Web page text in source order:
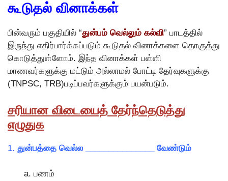
கூடுதல் வினாக்கள்
பின்வரும் பகுதியில் “துன்பம் வெல்லும் கல்வி” பாடத்தில்
இருந்து எதிர்பார்க்கப்படும் கூடுதல் வினாக்களை தொகுத்து
கொடுத்துள்ளோம். இந்த வினாக்கள் பள்ளி
மாணவர்களுக்கு மட்டும் அல்லாமல் போட்டி தேர்வுகளுக்கு
(TNPSC, TRB)படிப்பவர்களுக்கும் பயன்படும்.
சரியான விடையைத் தேர்ந்தெடுத்து
எழுதுக
1. துன்பத்தை வெல்ல _______________ வேண்டும்
பணம்